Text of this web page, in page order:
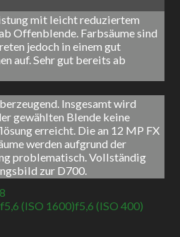
mit leicht reduziertem
Offenblende. Farbsäume sind
jedoch in einem gut
auf. Sehr gut bereits ab
Insgesamt wird
gewählten Blende keine
erreicht. Die an 12 MP FX
werden aufgrund der
problematisch. Vollständig
zur D700.
f5,6 (ISO 1600)f5,6 (ISO 400)